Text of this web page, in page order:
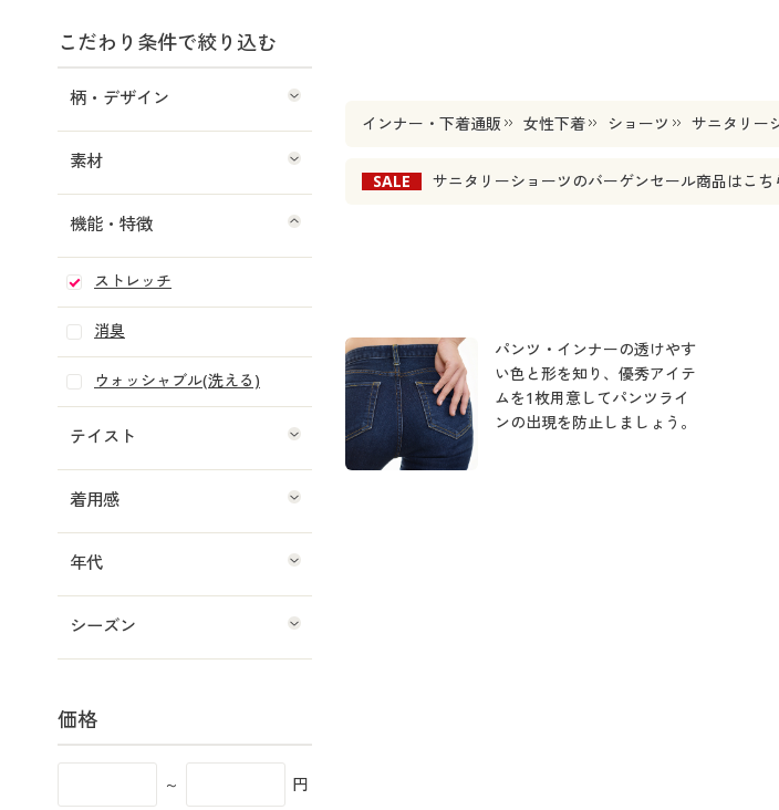
インナー・下着通販 女性下着 ショーツ サニタリー
SALE サニタリーショーツのバーゲンセール商品はこち
パンツ・インナーの透けやす
い色と形を知り、優秀アイテ
ムを1枚用意してパンツライ
ンの出現を防止しましょう。
こだわり条件で絞り込む
柄・デザイン
素材
機能・特徴
ストレッチ
消臭
ウォッシャブル(洗える)
テイスト
着用感
年代
シーズン
価格
～ 円